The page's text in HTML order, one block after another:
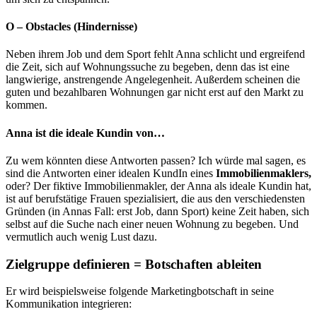
O – Obstacles (Hindernisse)
Neben ihrem Job und dem Sport fehlt Anna schlicht und ergreifend
die Zeit, sich auf Wohnungssuche zu begeben, denn das ist eine
langwierige, anstrengende Angelegenheit. Außerdem scheinen die
guten und bezahlbaren Wohnungen gar nicht erst auf den Markt zu
kommen.
Anna ist die ideale Kundin von…
Zu wem könnten diese Antworten passen? Ich würde mal sagen, es
sind die Antworten einer idealen KundIn eines Immobilienmaklers,
oder? Der fiktive Immobilienmakler, der Anna als ideale Kundin hat,
ist auf berufstätige Frauen spezialisiert, die aus den verschiedensten
Gründen (in Annas Fall: erst Job, dann Sport) keine Zeit haben, sich
selbst auf die Suche nach einer neuen Wohnung zu begeben. Und
vermutlich auch wenig Lust dazu.
Zielgruppe definieren = Botschaften ableiten
Er wird beispielsweise folgende Marketingbotschaft in seine
Kommunikation integrieren: